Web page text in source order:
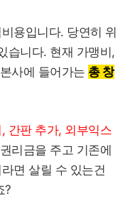
용입니다. 당연히 위
습니다. 현재 가맹비,
사에 들어가는 총 창
간판 추가, 외부익스
리금을 주고 기존에
면 살릴 수 있는건
?